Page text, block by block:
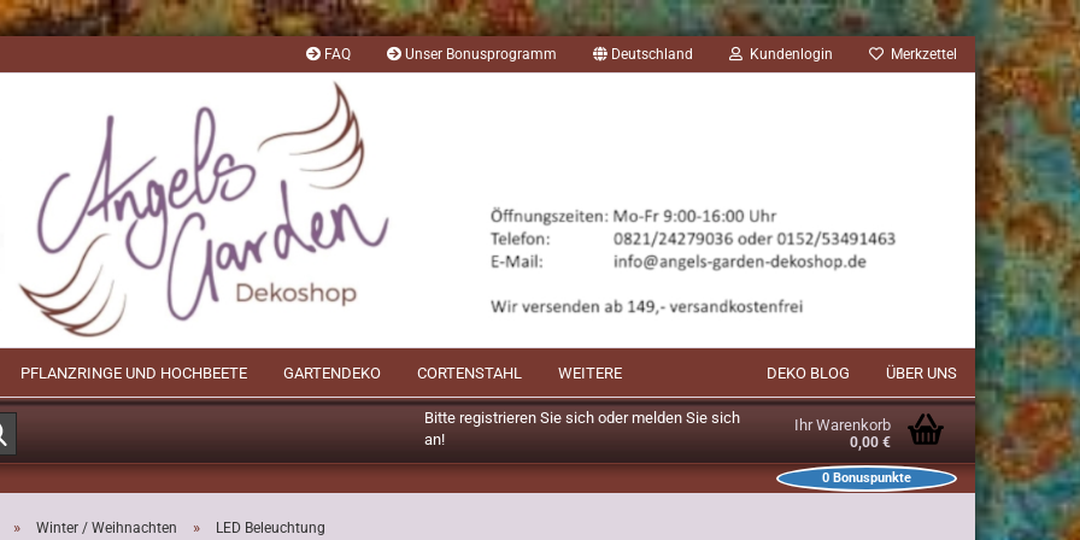
FAQ Unser Bonusprogramm Deutschland Kundenlogin Merkzettel
Bitte registrieren Sie sich oder melden Sie sich
an!
Ihr Warenkorb
0,00 €
0 Bonuspunkte
PFLANZRINGE UND HOCHBEETE GARTENDEKO CORTENSTAHL DEKO BLOG ÜBER UNS
WEITERE
» Winter / Weihnachten » LED Beleuchtung